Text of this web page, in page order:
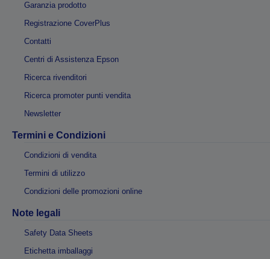
Garanzia prodotto
Registrazione CoverPlus
Contatti
Centri di Assistenza Epson
Ricerca rivenditori
Ricerca promoter punti vendita
Newsletter
Termini e Condizioni
Condizioni di vendita
Termini di utilizzo
Condizioni delle promozioni online
Note legali
Safety Data Sheets
Etichetta imballaggi